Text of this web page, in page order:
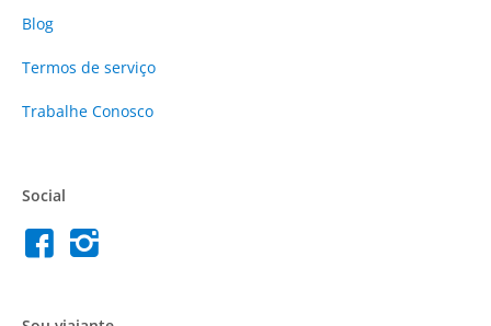
Blog
Termos de serviço
Trabalhe Conosco
Social